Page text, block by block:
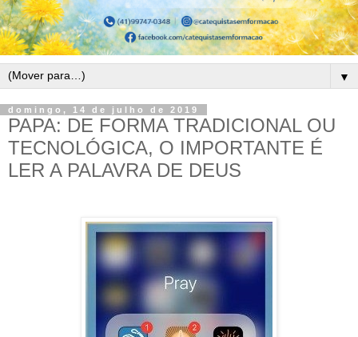
▼
domingo, 14 de julho de 2019
PAPA: DE FORMA TRADICIONAL OU
TECNOLÓGICA, O IMPORTANTE É
LER A PALAVRA DE DEUS